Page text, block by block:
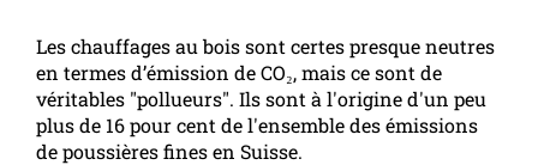
Les chauffages au bois sont certes presque neutres
en termes d’émission de CO₂, mais ce sont de
véritables "pollueurs". Ils sont à l'origine d'un peu
plus de 16 pour cent de l'ensemble des émissions
de poussières fines en Suisse.